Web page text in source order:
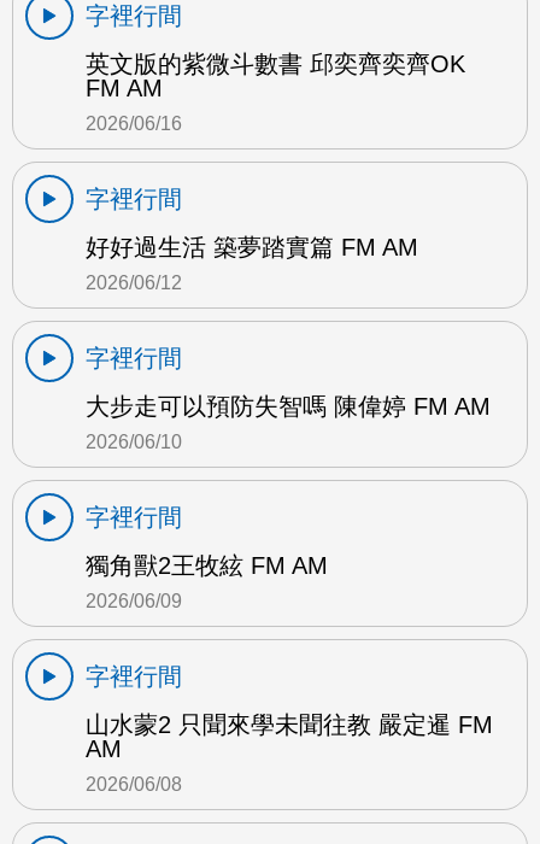
字裡行間
英文版的紫微斗數書 邱奕齊奕齊OK
FM AM
2026/06/16
字裡行間
好好過生活 築夢踏實篇 FM AM
2026/06/12
字裡行間
大步走可以預防失智嗎 陳偉婷 FM AM
2026/06/10
字裡行間
獨角獸2王牧絃 FM AM
2026/06/09
字裡行間
山水蒙2 只聞來學未聞往教 嚴定暹 FM
AM
2026/06/08